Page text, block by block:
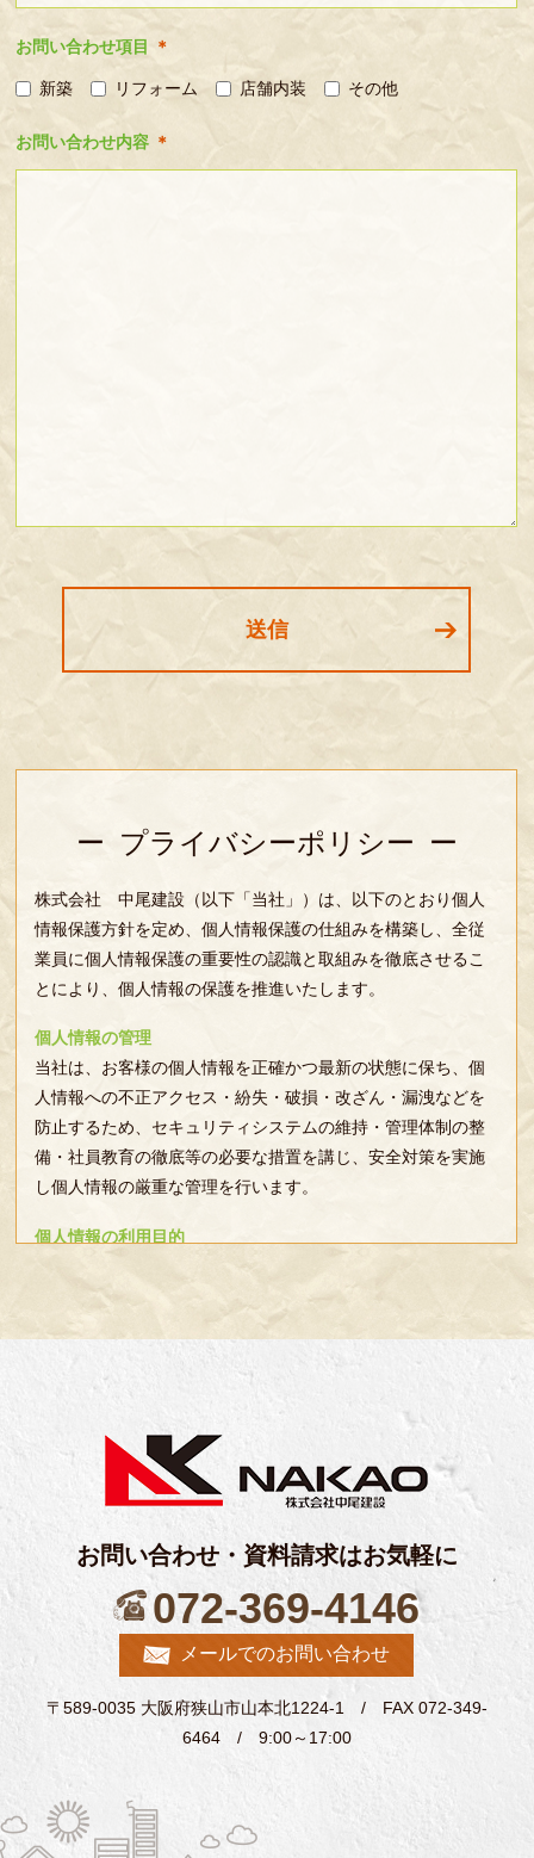
お問い合わせ項目 ＊
新築 リフォーム 店舗内装 その他
お問い合わせ内容 ＊
プライバシーポリシー
株式会社 中尾建設（以下「当社」）は、以下のとおり個人
情報保護方針を定め、個人情報保護の仕組みを構築し、全従
業員に個人情報保護の重要性の認識と取組みを徹底させるこ
とにより、個人情報の保護を推進いたします。
個人情報の管理
当社は、お客様の個人情報を正確かつ最新の状態に保ち、個
人情報への不正アクセス・紛失・破損・改ざん・漏洩などを
防止するため、セキュリティシステムの維持・管理体制の整
備・社員教育の徹底等の必要な措置を講じ、安全対策を実施
し個人情報の厳重な管理を行います。
個人情報の利用目的
お客様からお預かりした個人情報は、当社からのご連絡や業
務のご案内やご質問に対する回答として、電子メールや資料
のご送付に利用いたします。
個人情報の第三者への開示・提供の禁止
次のいずれかに該当する場合を除き、個人情報を第三者に開
示いたしません。
・お客様の同意がある場合
・お客様が希望されるサービスを行うために当店が業務を委
託する業者に対して開示する場合
・法令に基づき開示することが必要である場合
個人情報の安全対策
当社は、個人情報の正確性及び安全性確保のために、セキュ
望される場合には、ご本人であることを確認の上、対応させ
ていただきます。
お問い合わせ・資料請求はお気軽に
072-369-4146
メールでのお問い合わせ
〒589-0035 大阪府狭山市山本北1224-1 / FAX 072-349-
6464 / 9:00～17:00